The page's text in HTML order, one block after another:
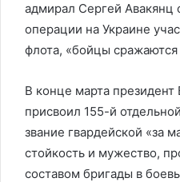
адмирал Сергей Авакянц
операции на Украине
флота, «бойцы
В конце марта
присвоил 155-й
звание гвардейской «за
стойкость и мужество,
составом бригады в